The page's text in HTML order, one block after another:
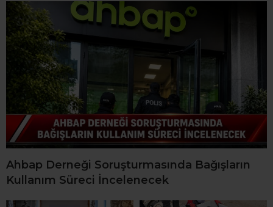
Ahbap Derneği Soruşturmasında Bağışların
Kullanım Süreci İncelenecek